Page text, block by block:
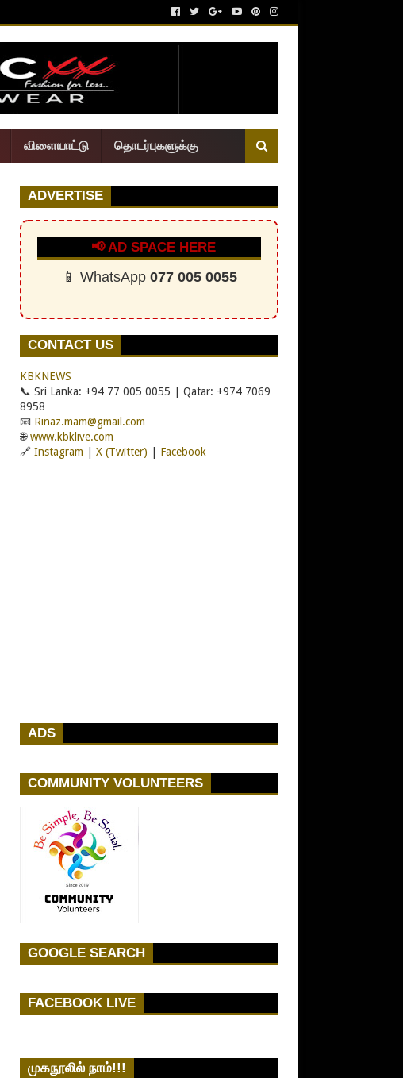
விளையாட்டு தொடர்புகளுக்கு
ADVERTISE
📢 AD SPACE HERE
📱 WhatsApp 077 005 0055
CONTACT US
KBKNEWS
📞 Sri Lanka: +94 77 005 0055 | Qatar: +974 7069
8958
📧 Rinaz.mam@gmail.com
🌐www.kbklive.com
🔗 Instagram X (Twitter) Facebook
ADS
COMMUNITY VOLUNTEERS
GOOGLE SEARCH
FACEBOOK LIVE
முகநூலில் நாம்!!!